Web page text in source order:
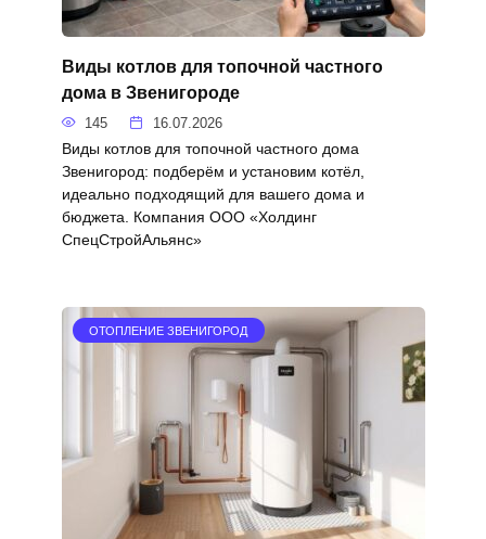
Виды котлов для топочной частного
дома в Звенигороде
145 16.07.2026
Виды котлов для топочной частного дома
Звенигород: подберём и установим котёл,
идеально подходящий для вашего дома и
бюджета. Компания ООО «Холдинг
СпецСтройАльянс»
ОТОПЛЕНИЕ ЗВЕНИГОРОД